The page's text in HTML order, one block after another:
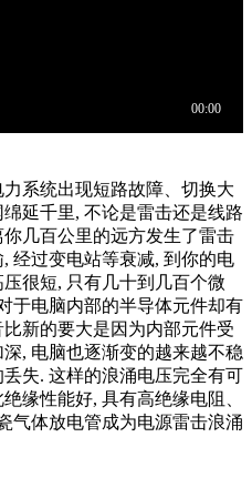
系统出现短路故障、切换大
延千里, 不论是雷击还是线路
几百公里的远方发生了雷击
经过变电站等衰减, 到你的电
很短, 只有几十到几百个微
于电脑内部的半导体元件却有
新的要大是因为内部元件受
, 电脑也逐渐变的越来越不稳
失. 这样的浪涌电压完全有可
缘性能好, 具有高绝缘电阻、
气体放电管成为电源雷击浪涌